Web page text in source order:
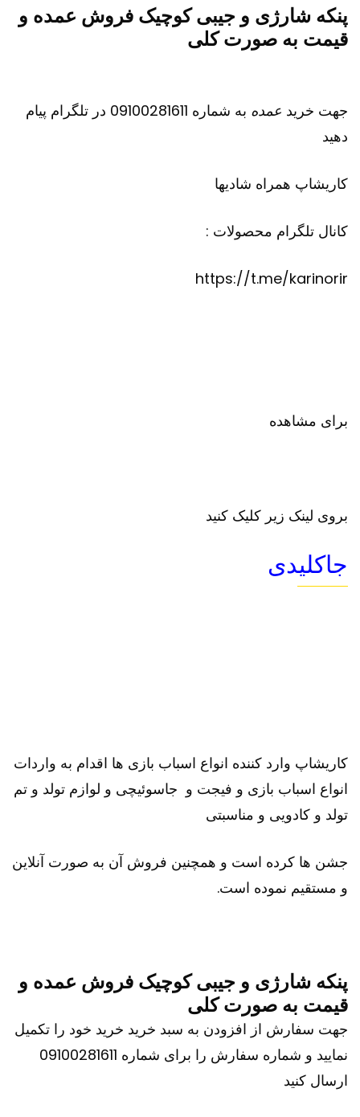
پنکه شارژی و جیبی کوچیک فروش عمده و
قیمت به صورت کلی
جهت خرید عمده
به شماره 09100281611 در تلگرام پیام
دهید
کاریشاپ همراه شادیها
کانال تلگرام محصولات :
https://t.me/karinorir
برای مشاهده
بروی لینک زیر کلیک کنید
جاکلیدی
کاریشاپ وارد کننده انواع اسباب بازی ها اقدام به واردات
انواع اسباب بازی و فیجت و جاسوئیچی و لوازم تولد و تم
تولد و کادویی و مناسبتی
جشن ها کرده است و همچنین فروش آن به صورت آنلاین
و مستقیم نموده است.
پنکه شارژی و جیبی کوچیک فروش عمده و
قیمت به صورت کلی
جهت سفارش از افزودن به سبد خرید خرید خود را تکمیل
نمایید و شماره سفارش را برای شماره 09100281611
ارسال کنید